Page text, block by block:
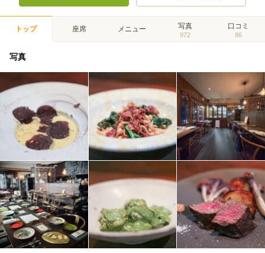
トップ 座席 メニュー 写真
972
口コミ
86
写真